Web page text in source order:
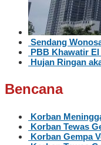
Sendang
PBB Khawatir
Hujan Ringan
Bencana
Korban
Korban Tewas
Korban Gempa